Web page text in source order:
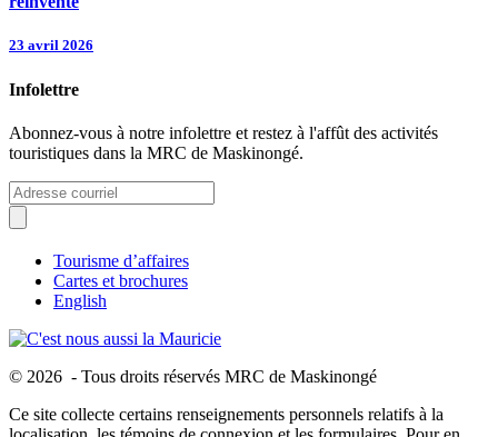
23 avril 2026
Infolettre
Abonnez-vous à notre infolettre et restez à l'affût des activités
touristiques dans la MRC de Maskinongé.
Tourisme d’affaires
Cartes et brochures
English
© 2026 - Tous droits réservés MRC de Maskinongé
Ce site collecte certains renseignements personnels relatifs à la